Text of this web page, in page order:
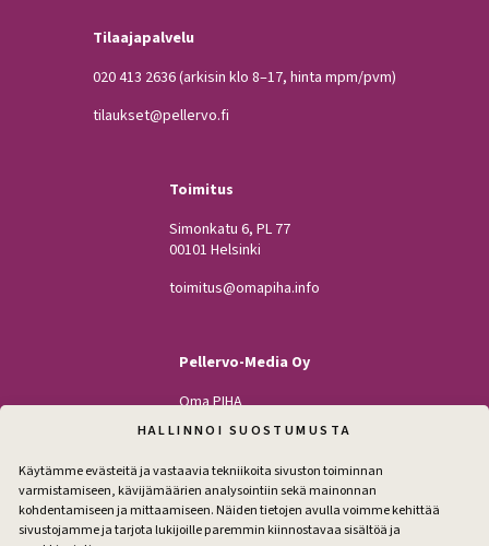
HALLINNOI SUOSTUMUSTA
Käytämme evästeitä ja vastaavia tekniikoita sivuston toiminnan
varmistamiseen, kävijämäärien analysointiin sekä mainonnan
kohdentamiseen ja mittaamiseen. Näiden tietojen avulla voimme kehittää
sivustojamme ja tarjota lukijoille paremmin kiinnostavaa sisältöä ja
Tilaajapalvelu
020 413 2636(arkisin klo 8–17, hinta mpm/pvm)
tilaukset@pellervo.fi
Toimitus
Simonkatu 6, PL 77
00101 Helsinki
toimitus@omapiha.info
Pellervo-Media Oy
Oma PIHA
Kodin Pellervo
Maatilan Pellervo